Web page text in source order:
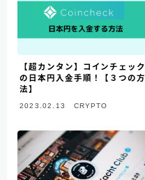
【超カンタン】コインチェック
の日本円入金手順！【３つの方
法】
2023.02.13 CRYPTO